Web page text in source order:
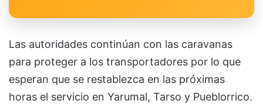
Las autoridades continúan con las caravanas
para proteger a los transportadores por lo que
esperan que se restablezca en las próximas
horas el servicio en Yarumal, Tarso y Pueblorrico.